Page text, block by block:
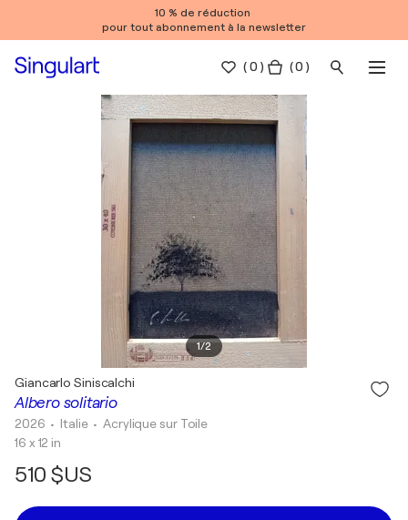
10 % de réduction
pour tout abonnement à la newsletter
(0 ) ( 0 )
1/2
Albero solitario
Giancarlo Siniscalchi
2026 • Italie •Acrylique sur Toile
16 x 12 in
510 $US